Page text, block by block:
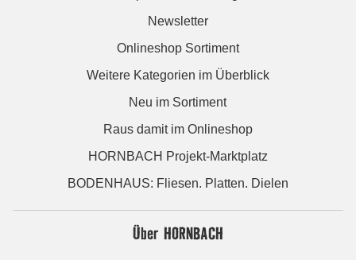
Newsletter
Onlineshop Sortiment
Weitere Kategorien im Überblick
Neu im Sortiment
Raus damit im Onlineshop
HORNBACH Projekt-Marktplatz
BODENHAUS: Fliesen. Platten. Dielen
Über HORNBACH